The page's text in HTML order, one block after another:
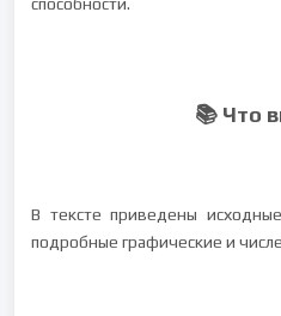
📚 Что
В тексте приведены
подробные графические и